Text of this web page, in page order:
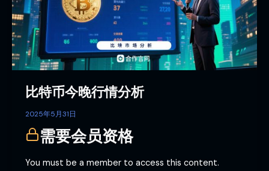
比特币今晚行情分析
2025年5月31日
需要会员资格
You must be a member to access this content.
行
情
分
析